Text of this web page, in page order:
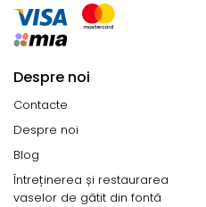
Despre noi
Contacte
Despre noi
Blog
Întreținerea și restaurarea
vaselor de gătit din fontă